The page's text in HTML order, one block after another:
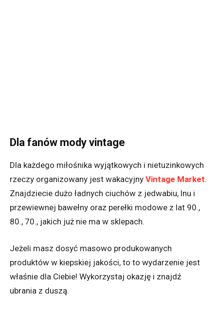
Dla fanów mody vintage
Dla każdego miłośnika wyjątkowych i nietuzinkowych
rzeczy organizowany jest wakacyjny Vintage Market.
Znajdziecie dużo ładnych ciuchów z jedwabiu, lnu i
przewiewnej bawełny oraz perełki modowe z lat 90.,
80., 70., jakich już nie ma w sklepach.
Jeżeli masz dosyć masowo produkowanych
produktów w kiepskiej jakości, to to wydarzenie jest
właśnie dla Ciebie! Wykorzystaj okazję i znajdź
ubrania z duszą.